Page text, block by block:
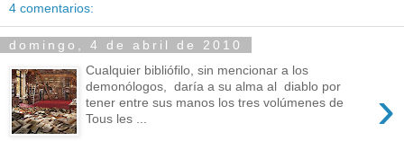
4 comentarios:
domingo, 4 de abril de 2010
›
Cualquier bibliófilo, sin mencionar a los
demonólogos, daría a su alma al diablo por
tener entre sus manos los tres volúmenes de
Tous les ...